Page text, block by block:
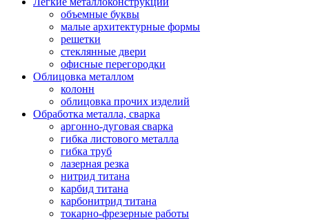
объемные буквы
малые архитектурные формы
решетки
стеклянные двери
офисные перегородки
Облицовка металлом
колонн
облицовка прочих изделий
Обработка металла, сварка
аргонно-дуговая сварка
гибка листового металла
гибка труб
лазерная резка
нитрид титана
карбид титана
карбонитрид титана
токарно-фрезерные работы